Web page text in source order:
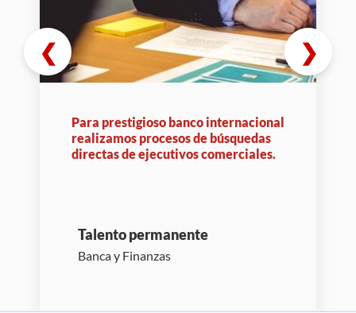
Para prestigioso banco internacional
realizamos procesos de búsquedas
directas de ejecutivos comerciales.
Talento permanente
Banca y Finanzas
❮ ❯